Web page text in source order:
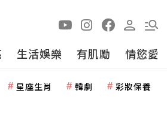
生活娛樂 有肌勵 情慾愛
星座生肖 韓劇 彩妝保養